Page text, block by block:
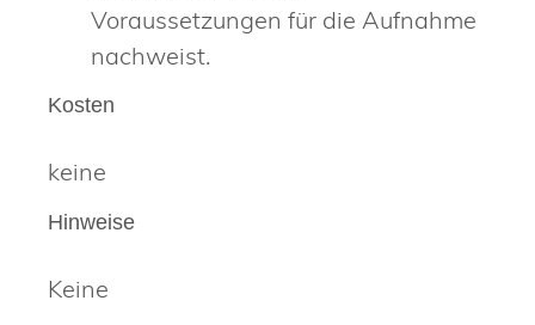
Voraussetzungen für die Aufnahme
nachweist.
Kosten
keine
Hinweise
Keine